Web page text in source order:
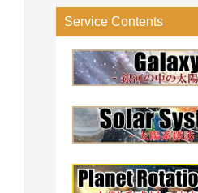
リ
ー
検
索
Service Contents